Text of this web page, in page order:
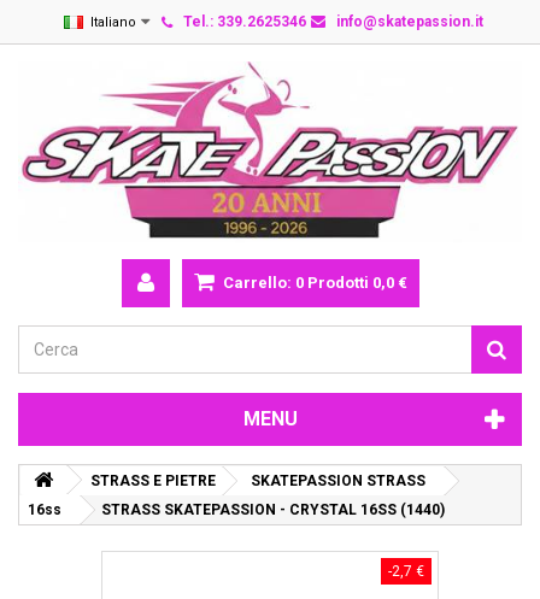
Italiano Tel.: 339.2625346 info@skatepassion.it
Carrello: 0 Prodotti 0,0 €
MENU
STRASS E PIETRE
SKATEPASSION STRASS
16ss
STRASS SKATEPASSION - CRYSTAL 16SS (1440)
-2,7 €